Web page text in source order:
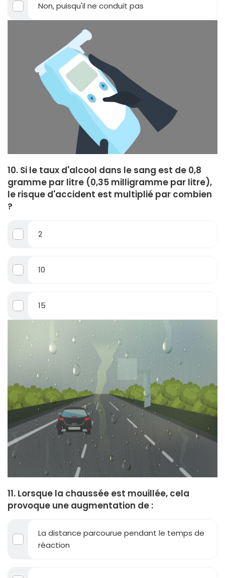
Non, puisqu'il ne conduit pas
10. Si le taux d'alcool dans le sang est de 0,8
gramme par litre (0,35 milligramme par litre),
le risque d'accident est multiplié par combien
?
2
10
15
11. Lorsque la chaussée est mouillée, cela
provoque une augmentation de :
La distance parcourue pendant le temps de
réaction